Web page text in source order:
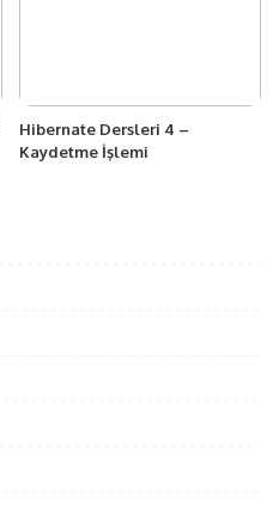
Hibernate Dersleri 4 –
Kaydetme İşlemi